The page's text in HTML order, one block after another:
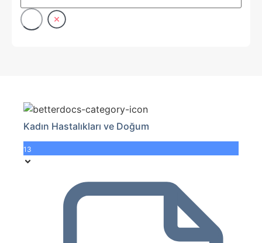
Kadın Hastalıkları ve Doğum
13